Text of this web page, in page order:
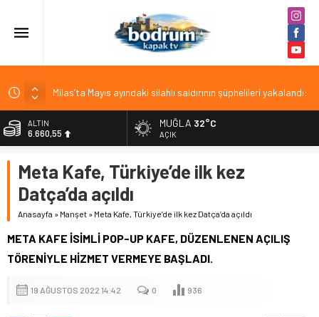
Milas’ta Mayıs ayındaki silahlı saldırının şüphelileri yakalandı:
Makine dairesine düşen vatandaş kurtarıldı
Muğla’nın kapalı sistem sulama projesi dünya finalinde
ÇİKO KAPTAN’DAN ACI HABER
Bodrum Belediyesi emeklileri unutmadı
ALTIN
6.660,55
13.779,39
DOLAR
47,7111
55,1881
MUĞLA 32°C
AÇIK
Meta Kafe, Türkiye’de ilk kez
Datça’da açıldı
Anasayfa » Manşet » Meta Kafe, Türkiye’de ilk kez Datça’da açıldı
META KAFE İSİMLİ POP-UP KAFE, DÜZENLENEN AÇILIŞ
TÖRENİYLE HİZMET VERMEYE BAŞLADI.
19 AĞUSTOS 2022 14:42 0 936